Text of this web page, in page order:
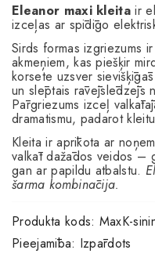
Eleanor maxi kleita ir
izceļas ar spīdīgo
Sirds formas izgriezums
akmeņiem, kas piešķir
korsete uzsver
un slēptais rāvējslēdzējs
Pārgriezums izceļ
dramatismu, padarot
Kleita ir aprīkota ar
valkāt dažādos veidos –
gan ar papildu atbalstu.
šarma kombinācija.
Produkta kods: MaxK-
Pieejamība: Izpārdots